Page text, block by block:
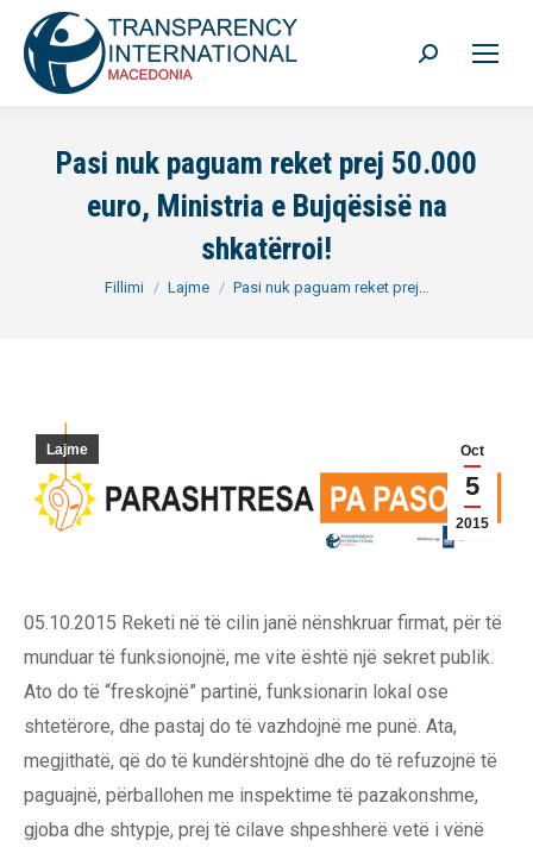
Search:
Pasi nuk paguam reket prej 50.000
euro, Ministria e Bujqësisë na
shkatërroi!
You are here:
Fillimi Lajme Pasi nuk paguam reket prej…
Oct
5
2015
Lajme
05.10.2015 Reketi në të cilin janë nënshkruar firmat, për të
munduar të funksionojnë, me vite është një sekret publik.
Ato do të “freskojnë” partinë, funksionarin lokal ose
shtetërore, dhe pastaj do të vazhdojnë me punë. Ata,
megjithatë, që do të kundërshtojnë dhe do të refuzojnë të
paguajnë, përballohen me inspektime të pazakonshme,
gjoba dhe shtypje, prej të cilave shpeshherë vetë i vënë